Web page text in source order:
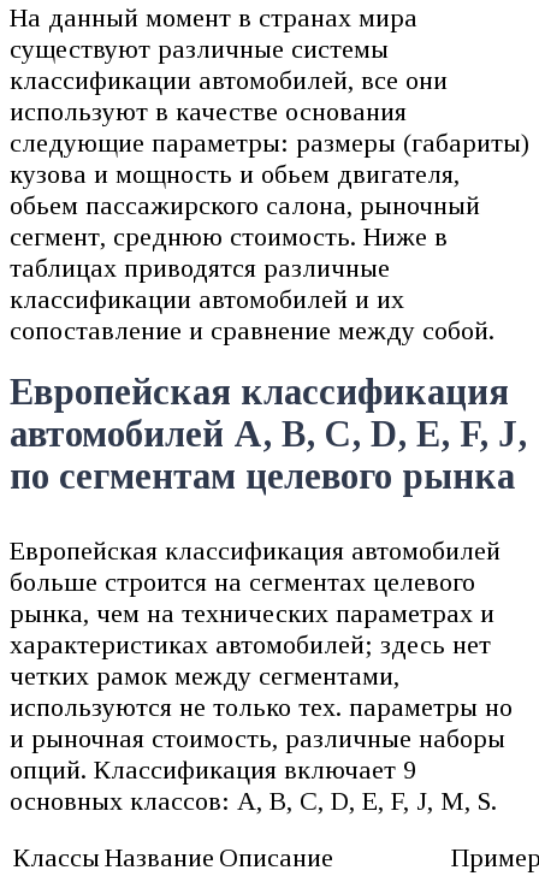
На данный момент в странах мира
существуют различные системы
классификации автомобилей, все они
используют в качестве основания
следующие параметры: размеры (габариты)
кузова и мощность и обьем двигателя,
обьем пассажирского салона, рыночный
сегмент, среднюю стоимость. Ниже в
таблицах приводятся различные
классификации автомобилей и их
сопоставление и сравнение между собой.
Европейская классификация
автомобилей A, B, C, D, E, F, J,
по сегментам целевого рынка
Европейская классификация автомобилей
больше строится на сегментах целевого
рынка, чем на технических параметрах и
характеристиках автомобилей; здесь нет
четких рамок между сегментами,
используются не только тех. параметры но
и рыночная стоимость, различные наборы
опций. Классификация включает 9
основных классов: A, B, C, D, E, F, J, M, S.
КлассыНазвание Описание